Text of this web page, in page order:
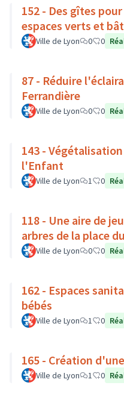
152 - Des gîtes
espaces verts et
Ville de Lyon 0 0
87 - Réduire
Ferrandière
Ville de Lyon 0 0
143 -
l'Enfant
Ville de Lyon 1 0
118 - Une aire de
arbres de la place
Ville de Lyon 0 0
162 - Espaces
bébés
Ville de Lyon 1 0
165 - Création
Ville de Lyon 1 0